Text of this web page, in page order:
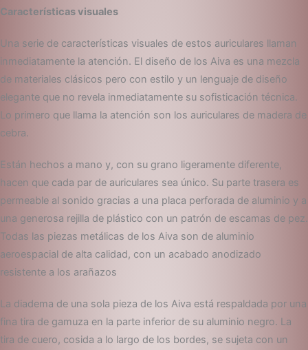
Características visuales
Una serie de características visuales de estos auriculares llaman
inmediatamente la atención. El diseño de los Aiva es una mezcla
de materiales clásicos pero con estilo y un lenguaje de diseño
elegante que no revela inmediatamente su sofisticación técnica.
Lo primero que llama la atención son los auriculares de madera de
cebra.
Están hechos a mano y, con su grano ligeramente diferente,
hacen que cada par de auriculares sea único. Su parte trasera es
permeable al sonido gracias a una placa perforada de aluminio y a
una generosa rejilla de plástico con un patrón de escamas de pez.
Todas las piezas metálicas de los Aiva son de aluminio
aeroespacial de alta calidad, con un acabado anodizado
resistente a los arañazos
La diadema de una sola pieza de los Aiva está respaldada por una
fina tira de gamuza en la parte inferior de su aluminio negro. La
tira de cuero, cosida a lo largo de los bordes, se sujeta con un